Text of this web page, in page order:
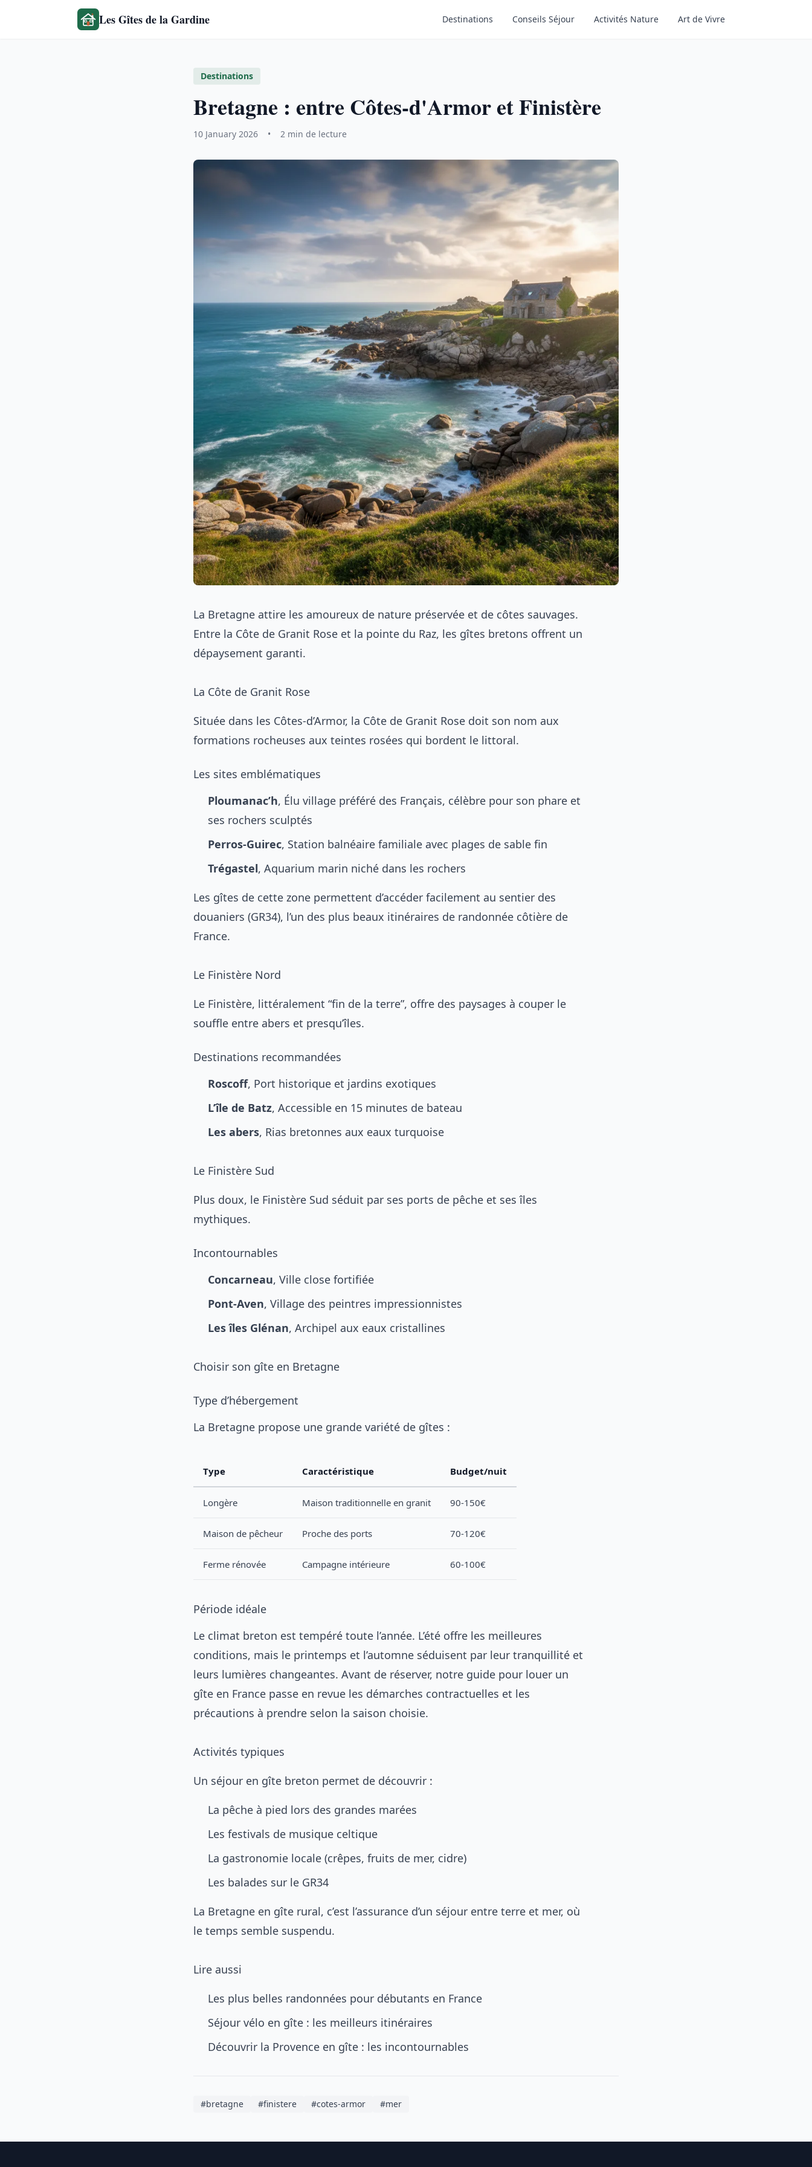
Les Gîtes de la Gardine Destinations Conseils Séjour Activités Nature Art de Vivre
Destinations
Bretagne : entre Côtes-d'Armor et Finistère
10 January 2026 • 2 min de lecture
La Bretagne attire les amoureux de nature préservée et de côtes sauvages.
Entre la Côte de Granit Rose et la pointe du Raz, les gîtes bretons offrent un
dépaysement garanti.
La Côte de Granit Rose
Située dans les Côtes-d’Armor, la Côte de Granit Rose doit son nom aux
formations rocheuses aux teintes rosées qui bordent le littoral.
Les sites emblématiques
Ploumanac’h, Élu village préféré des Français, célèbre pour son phare et
ses rochers sculptés
Perros-Guirec, Station balnéaire familiale avec plages de sable fin
Trégastel, Aquarium marin niché dans les rochers
Les gîtes de cette zone permettent d’accéder facilement au sentier des
douaniers (GR34), l’un des plus beaux itinéraires de randonnée côtière de
France.
Le Finistère Nord
Le Finistère, littéralement “fin de la terre”, offre des paysages à couper le
souffle entre abers et presqu’îles.
Destinations recommandées
Roscoff, Port historique et jardins exotiques
L’île de Batz, Accessible en 15 minutes de bateau
Les abers, Rias bretonnes aux eaux turquoise
Le Finistère Sud
Plus doux, le Finistère Sud séduit par ses ports de pêche et ses îles
mythiques.
Incontournables
Concarneau, Ville close fortifiée
Pont-Aven, Village des peintres impressionnistes
Les îles Glénan, Archipel aux eaux cristallines
Choisir son gîte en Bretagne
Type d’hébergement
La Bretagne propose une grande variété de gîtes :
Type Caractéristique Budget/nuit
Longère Maison traditionnelle en granit 90-150€
Maison de pêcheur Proche des ports 70-120€
Ferme rénovée Campagne intérieure 60-100€
Période idéale
Le climat breton est tempéré toute l’année. L’été offre les meilleures
conditions, mais le printemps et l’automne séduisent par leur tranquillité et
leurs lumières changeantes. Avant de réserver, notre guide pour louer un
gîte en France passe en revue les démarches contractuelles et les
précautions à prendre selon la saison choisie.
Activités typiques
Un séjour en gîte breton permet de découvrir :
La pêche à pied lors des grandes marées
Les festivals de musique celtique
La gastronomie locale (crêpes, fruits de mer, cidre)
Les balades sur le GR34
La Bretagne en gîte rural, c’est l’assurance d’un séjour entre terre et mer, où
le temps semble suspendu.
Lire aussi
Les plus belles randonnées pour débutants en France
Séjour vélo en gîte : les meilleurs itinéraires
Découvrir la Provence en gîte : les incontournables
#bretagne #finistere #cotes-armor #mer